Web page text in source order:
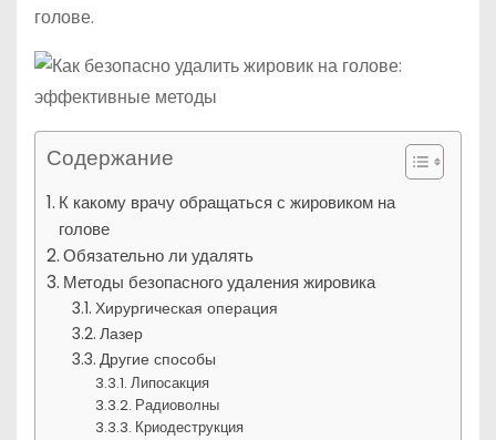
голове.
Содержание
К какому врачу обращаться с жировиком на
голове
Обязательно ли удалять
Методы безопасного удаления жировика
Хирургическая операция
Лазер
Другие способы
Липосакция
Радиоволны
Криодеструкция